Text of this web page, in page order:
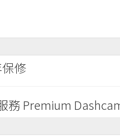
修
務 Premium